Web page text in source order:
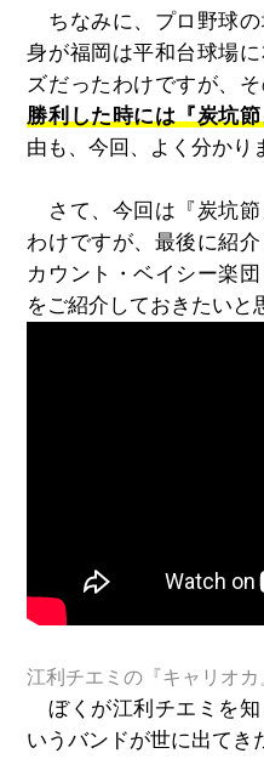
ちなみに、プロ野球
身が福岡は平和台球場
ズだったわけですが、そ
勝利した時には『炭坑
由も、今回、よく分かり
さて、今回は『炭坑節
わけですが、最後に紹
カウント・ベイシー楽
をご紹介しておきたいと
江利チエミの『キャリオカ
ぼくが江利チエミを知
いうバンドが世に出てき